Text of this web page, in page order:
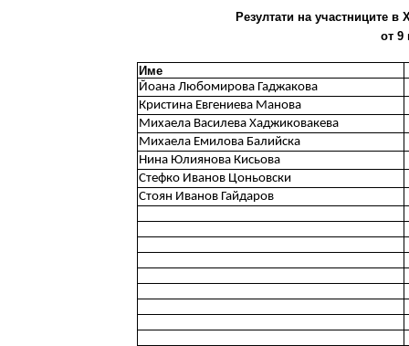
Резултати на участниците
от 9
Име
Йоана Любомирова Гаджакова
Кристина Евгениева Манова
Михаела Василева Хаджиковакева
Михаела Емилова Балийска
Нина Юлиянова Кисьова
Стефко Иванов Цоньовски
Стоян Иванов Гайдаров